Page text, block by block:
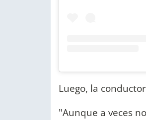
Luego, la
"Aunque a veces